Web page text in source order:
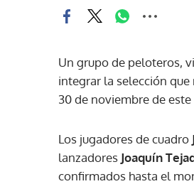
Un grupo de peloteros,
integrar la selección que
30 de noviembre de este
Los jugadores de cuadro
lanzadores Joaquín
confirmados hasta el